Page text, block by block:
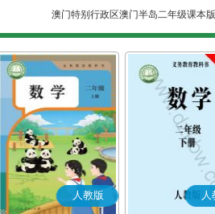
澳门特别行政区澳门半岛二年级课本
人教版 人